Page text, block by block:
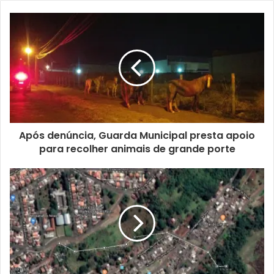
curso excelente. É uma formação completa, que trará
crescimento pessoal e profissional ampliando as
possibilidades do aluno”, pontuou.
A técnica em atividades do Sesc, Jaqueline Lourenço,
reforçou a importância de aprender um novo idioma.
“Falar e escrever em outro idioma tornou-se um pré-
requisito para muitos empregos. O conhecimento de uma
nova língua abre muitas portas e gera melhores
oportunidades, dominá-la é sinônimo de bom
desenvolvimento no trabalho e prestígio na vida pessoal”,
disse.
Gostei
Após denúncia, Guarda Municipal presta apoio
para recolher animais de grande porte